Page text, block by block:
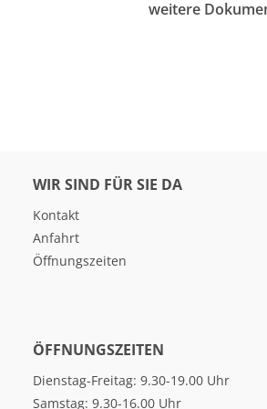
weitere
WIR SIND FÜR SIE DA
Kontakt
Anfahrt
Öffnungszeiten
ÖFFNUNGSZEITEN
Dienstag-Freitag: 9.30-19.00 Uhr
Samstag: 9.30-16.00 Uhr